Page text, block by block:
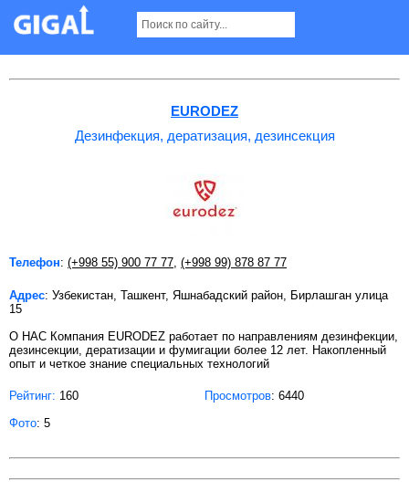
Дезинфекция, дератизация, дезинсекция в
EURODEZ
Дезинфекция, дератизация, дезинсекция
Телефон: (+998 55) 900 77 77 (+998 99) 878 87 77
Адрес: Узбекистан, Ташкент, Яшнабадский район, Бирлашган улица
15
О НАС Компания EURODEZ работает по направлениям дезинфекции,
дезинсекции, дератизации и фумигации более 12 лет. Накопленный
опыт и четкое знание специальных технологий
Рейтинг: 160 Просмотров: 6440
Фото: 5